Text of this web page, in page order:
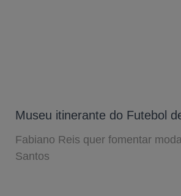
Museu itinerante do Futebol
Fabiano Reis quer fomentar
Santos